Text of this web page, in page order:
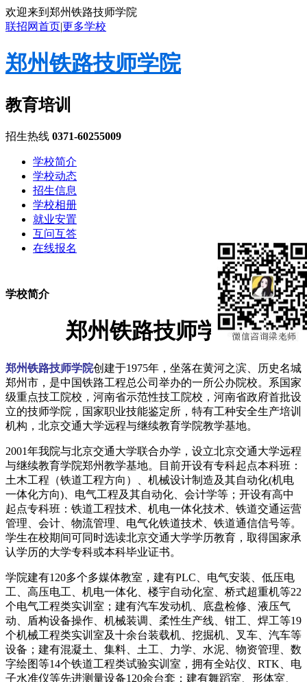
欢迎来到郑州铁路技师学院
联招网首页|更多学校
郑州铁路技师学院
教育培训
招生热线 0371-60255009
学校简介
学校动态
招生信息
学校相册
就业安置
互问互答
在线报名
学校简介
郑州铁路技师学院
郑州铁路技师学院创建于1975年，坐落在黄河之滨、历史名城
郑州市，是中国铁路工程总公司举办的一所公办院校。系国家
级重点技工院校，河南省示范性技工院校，河南省政府首批设
立的技师学院，国家职业技能鉴定所，特有工种安全生产培训
机构，北京交通大学远程与继续教育学院教学基地。
2001年我院与北京交通大学联合办学，设立北京交通大学远程
与继续教育学院郑州教学基地。目前开设有专科起点本科班：
土木工程（铁道工程方向）、机械设计制造及其自动化(机电
一体化方向)、电气工程及其自动化、会计学等；开设有高中
起点专科班：铁道工程技术、机电一体化技术、铁道交通运营
管理、会计、物流管理、电气化铁道技术、铁道通信信号等。
学生在校期间可同时选读北京交通大学学历教育，取得国家承
认学历的大学专科或本科毕业证书。
学院建有120多个多媒体教室，建有PLC、电气安装、低压电
工、高压电工、机电一体化、楼宇自动化室、桥式超重机等22
个电气工程类实训室；建有汽车发动机、底盘检修、液压气
动、盾构设备操作、机械装调、柔性生产线、钳工、焊工等19
个机械工程类实训室及十余台装载机、挖掘机、叉车、汽车等
设备；建有混凝土、集料、土工、力学、水泥、物资管理、数
字绘图等14个铁道工程类试验实训室，拥有全站仪、RTK、电
子水准仪等先进测量设备120余台套；建有舞蹈室、形体室、